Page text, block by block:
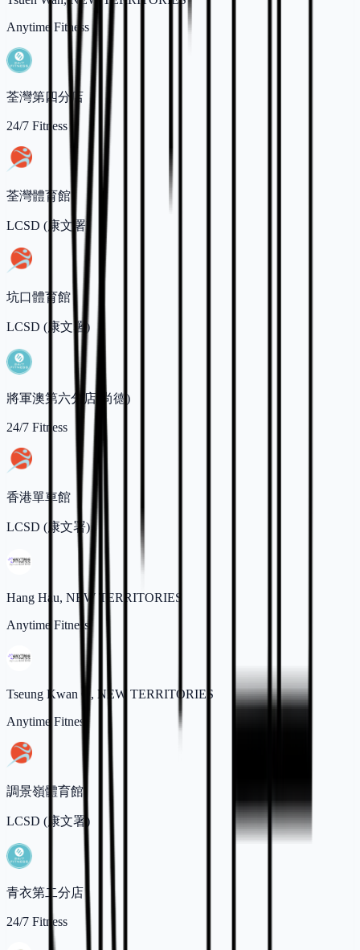
Anytime Fitness
荃灣第四分店
24/7 Fitness
荃灣體育館
LCSD (康文署)
坑口體育館
LCSD (康文署)
將軍澳第六分店(尚德)
24/7 Fitness
香港單車館
LCSD (康文署)
Hang Hau, NEW TERRITORIES
Anytime Fitness
Tseung Kwan O, NEW TERRITORIES
Anytime Fitness
調景嶺體育館
LCSD (康文署)
青衣第二分店
24/7 Fitness